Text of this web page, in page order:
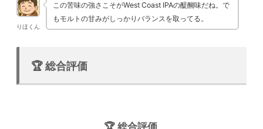
りほくん
この苦味の強さこそがWest Coast IPAの醍醐味だね。で
もモルトの甘みがしっかりバランスを取ってる。
🏆 総合評価
🏆 総合評価